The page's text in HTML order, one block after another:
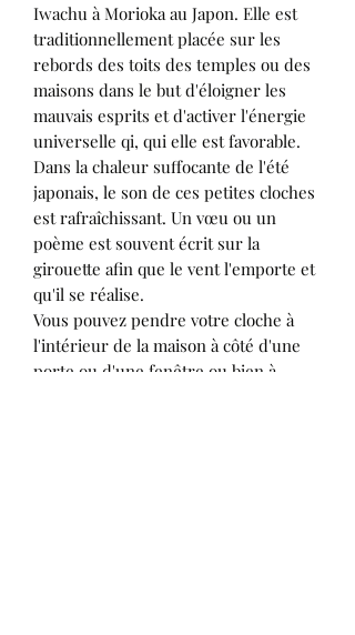
Iwachu à Morioka au Japon. Elle est
traditionnellement placée sur les
rebords des toits des temples ou des
maisons dans le but d'éloigner les
mauvais esprits et d'activer l'énergie
universelle qi, qui elle est favorable.
Dans la chaleur suffocante de l'été
japonais, le son de ces petites cloches
est rafraîchissant. Un vœu ou un
poème est souvent écrit sur la
girouette afin que le vent l'emporte et
qu'il se réalise.
Vous pouvez pendre votre cloche à
l'intérieur de la maison à côté d'une
porte ou d'une fenêtre ou bien à